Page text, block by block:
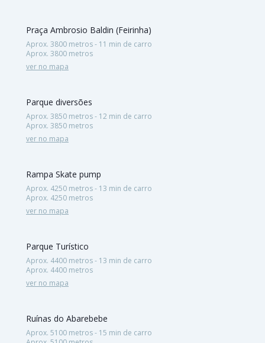
Praça Ambrosio Baldin (Feirinha)
Aprox. 3800 metros - 11 min de carro
Aprox. 3800 metros
ver no mapa
Parque diversões
Aprox. 3850 metros - 12 min de carro
Aprox. 3850 metros
ver no mapa
Rampa Skate pump
Aprox. 4250 metros - 13 min de carro
Aprox. 4250 metros
ver no mapa
Parque Turístico
Aprox. 4400 metros - 13 min de carro
Aprox. 4400 metros
ver no mapa
Ruínas do Abarebebe
Aprox. 5100 metros - 15 min de carro